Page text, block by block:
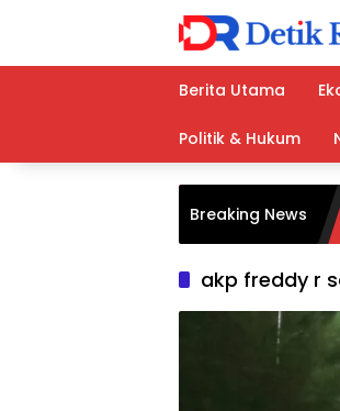
Berita Utama
Politik & Hukum
Breaking News
akp freddy r